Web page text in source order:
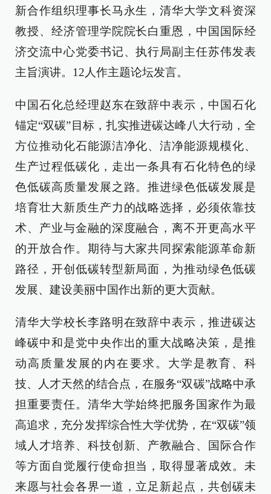
新合作组织理事长马永生，清华大学文科资深
教授、经济管理学院院长白重恩，中国国际经
济交流中心党委书记、执行局副主任苏伟发表
主旨演讲。12人作主题论坛发言。
中国石化总经理赵东在致辞中表示，中国石化
锚定“双碳”目标，扎实推进碳达峰八大行动，全
方位推动化石能源洁净化、洁净能源规模化、
生产过程低碳化，走出一条具有石化特色的绿
色低碳高质量发展之路。推进绿色低碳发展是
培育壮大新质生产力的战略选择，必须依靠技
术、产业与金融的深度融合，离不开更高水平
的开放合作。期待与大家共同探索能源革命新
路径，开创低碳转型新局面，为推动绿色低碳
发展、建设美丽中国作出新的更大贡献。
清华大学校长李路明在致辞中表示，推进碳达
峰碳中和是党中央作出的重大战略决策，是推
动高质量发展的内在要求。大学是教育、科
技、人才天然的结合点，在服务“双碳”战略中承
担重要责任。清华大学始终把服务国家作为最
高追求，充分发挥综合性大学优势，在“双碳”领
域人才培养、科技创新、产教融合、国际合作
等方面自觉履行使命担当，取得显著成效。未
来愿与社会各界一道，立足新起点，共创碳未